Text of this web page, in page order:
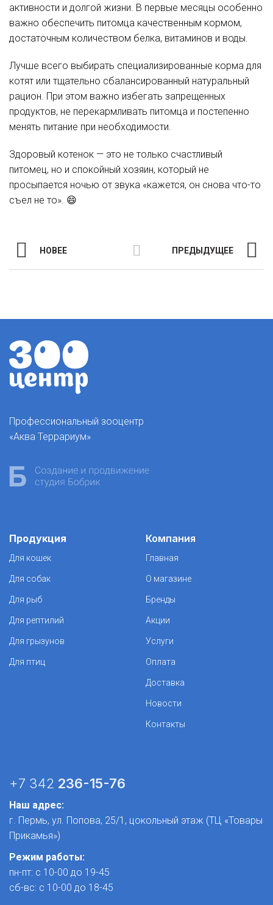
активности и долгой жизни. В первые месяцы особенно
важно обеспечить питомца качественным кормом,
достаточным количеством белка, витаминов и воды.
Лучше всего выбирать специализированные корма для
котят или тщательно сбалансированный натуральный
рацион. При этом важно избегать запрещенных
продуктов, не перекармливать питомца и постепенно
менять питание при необходимости.
Здоровый котенок — это не только счастливый
питомец, но и спокойный хозяин, который не
просыпается ночью от звука «кажется, он снова что-то
съел не то». 😄
НОВЕЕ ПРЕДЫДУЩЕЕ
Профессиональный зооцентр
«Аква Террариум»
Продукция
Для кошек
Для собак
Для рыб
Для рептилий
Для грызунов
Для птиц
Компания
Главная
О магазине
Бренды
Акции
Услуги
Оплата
Доставка
Новости
Контакты
+7 342 236-15-76
Наш адрес:
г. Пермь, ул. Попова, 25/1​, цокольный этаж (ТЦ «Товары
Прикамья»)
Режим работы:
пн-пт: с 10-00 до 19-45
сб-вс: с 10-00 до 18-45